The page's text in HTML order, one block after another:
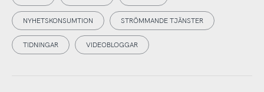
NYHETSKONSUMTION STRÖMMANDE TJÄNSTER
TIDNINGAR VIDEOBLOGGAR